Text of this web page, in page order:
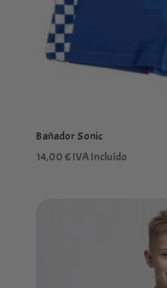
Bañador Sonic
14,00€IVA Incluído